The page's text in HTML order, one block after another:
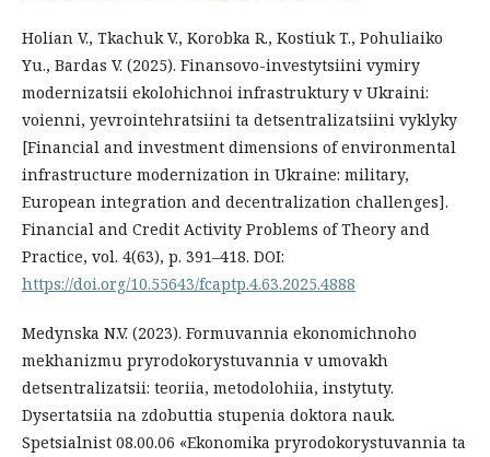
Holian V., Tkachuk V., Korobka R., Kostiuk T., Pohuliaiko
Yu., Bardas V. (2025). Finansovo-investytsiini vymiry
modernizatsii ekolohichnoi infrastruktury v Ukraini:
voienni, yevrointehratsiini ta detsentralizatsiini vyklyky
[Financial and investment dimensions of environmental
infrastructure modernization in Ukraine: military,
European integration and decentralization challenges].
Financial and Credit Activity Problems of Theory and
Practice, vol. 4(63), p. 391–418. DOI:
https://doi.org/10.55643/fcaptp.4.63.2025.4888
Medynska N.V. (2023). Formuvannia ekonomichnoho
mekhanizmu pryrodokorystuvannia v umovakh
detsentralizatsii: teoriia, metodolohiia, instytuty.
Dysertatsiia na zdobuttia stupenia doktora nauk.
Spetsialnist 08.00.06 «Ekonomika pryrodokorystuvannia ta